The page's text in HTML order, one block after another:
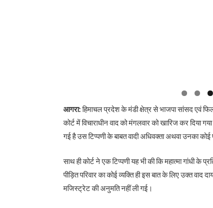
आगरा:हिमाचल प्रदेश के मंडी क्षेत्र से भाजपा सांसद एवं
कोर्ट में विचाराधीन वाद को मंगलवार को खारिज कर दिया
गई है उस टिप्पणी के बाबत वादी अधिवक्ता अथवा उनका
साथ ही कोर्ट ने एक टिप्पणी यह भी की कि महात्मा गांधी के
पीड़ित परिवार का कोई व्यक्ति ही इस बात के लिए उक्त
मजिस्ट्रेट की अनुमति नहीं ली गई।